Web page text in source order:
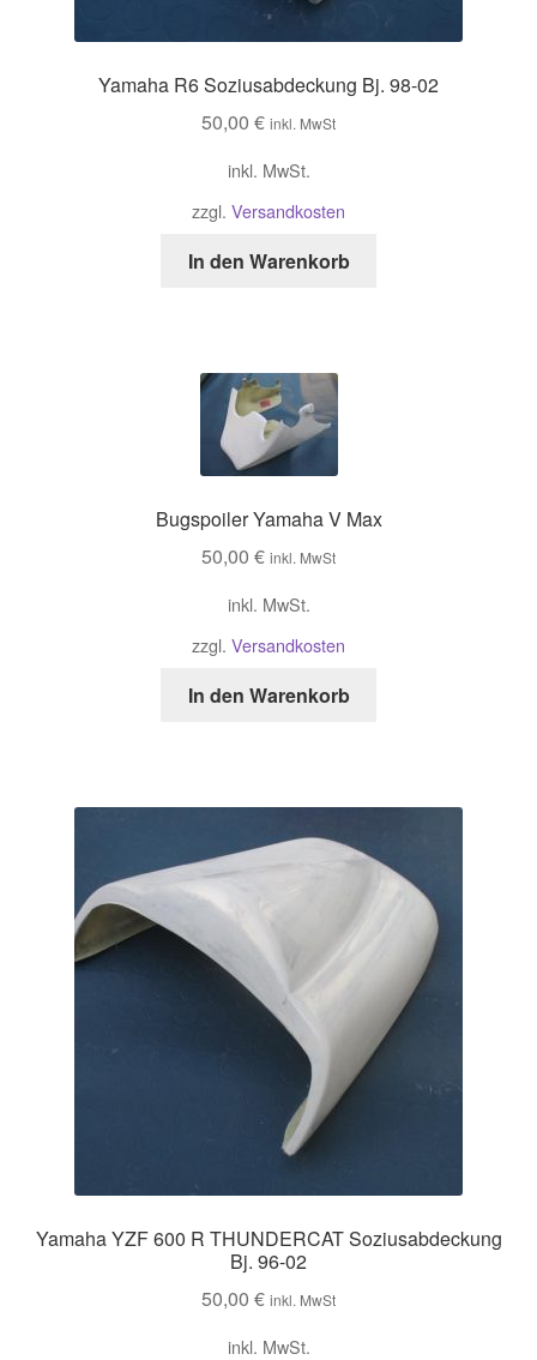
Yamaha R6 Soziusabdeckung Bj. 98-02
50,00 € inkl. MwSt
inkl. MwSt.
zzgl. Versandkosten
In den Warenkorb
Bugspoiler Yamaha V Max
50,00 € inkl. MwSt
inkl. MwSt.
zzgl. Versandkosten
In den Warenkorb
Yamaha YZF 600 R THUNDERCAT Soziusabdeckung
Bj. 96-02
50,00 € inkl. MwSt
inkl. MwSt.